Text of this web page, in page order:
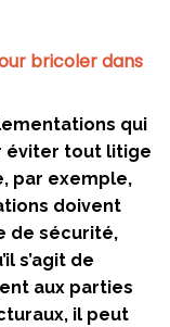
bricoler dans
qui
éviter tout litige
par exemple,
doivent
de sécurité,
s’agit de
aux parties
il peut